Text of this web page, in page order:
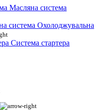
Масляна система
Охолоджувальна
Система стартера